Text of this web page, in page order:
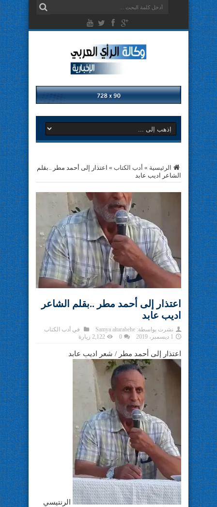
الرئيسية » أدب الكتاب » اعتذار إلى أحمد مطر ..بقلم
الشاعر اديب عابد
اعتذار إلى أحمد مطر ..بقلم الشاعر
اديب عابد
نشرت بواسطة: Samya altarabehe في أدب الكتاب
1 ديسمبر، 2019
0 2,122 زيارة
اعتذار إلى أحمد مطر / شعر اديب عابد
الرنتيسي